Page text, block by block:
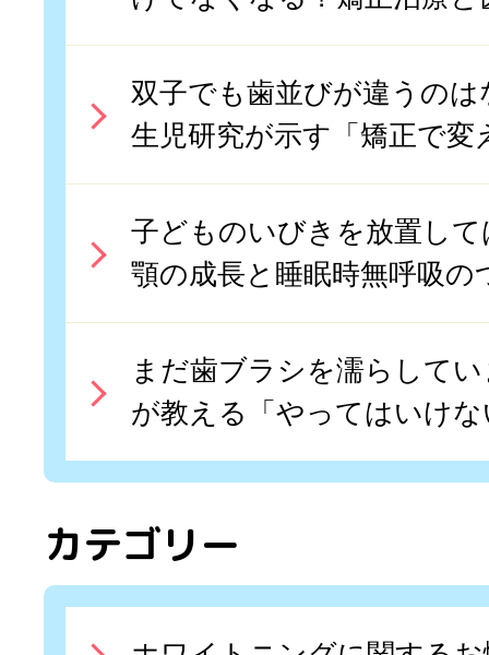
双子でも歯並びが違うのは
生児研究が示す「矯正で変
子どものいびきを放置し
顎の成長と睡眠時無呼吸の
まだ歯ブラシを濡らして
が教える「やってはいけ
カテゴリー